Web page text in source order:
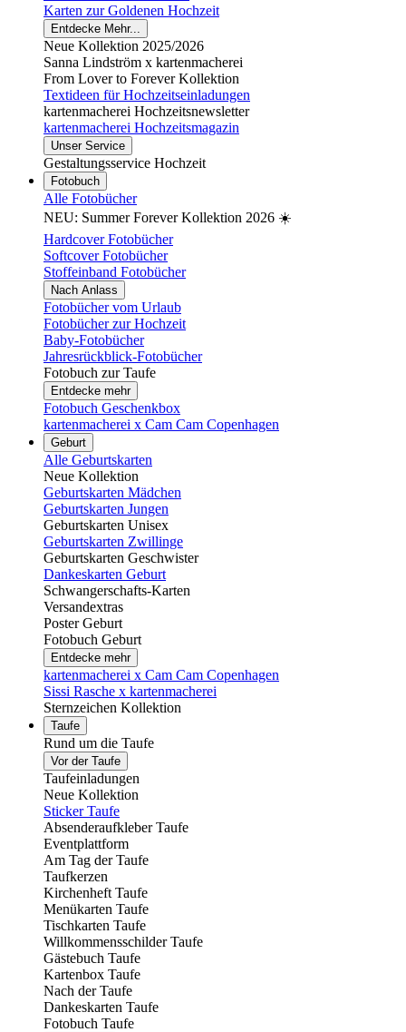
Karten zur Goldenen Hochzeit
Entdecke Mehr...
Neue Kollektion 2025/2026
Sanna Lindström x kartenmacherei
From Lover to Forever Kollektion
Textideen für Hochzeitseinladungen
kartenmacherei Hochzeitsnewsletter
kartenmacherei Hochzeitsmagazin
Unser Service
Gestaltungsservice Hochzeit
Fotobuch
Alle Fotobücher
NEU: Summer Forever Kollektion 2026 ☀️
Hardcover Fotobücher
Softcover Fotobücher
Stoffeinband Fotobücher
Nach Anlass
Fotobücher vom Urlaub
Fotobücher zur Hochzeit
Baby-Fotobücher
Jahresrückblick-Fotobücher
Fotobuch zur Taufe
Entdecke mehr
Fotobuch Geschenkbox
kartenmacherei x Cam Cam Copenhagen
Geburt
Alle Geburtskarten
Neue Kollektion
Geburtskarten Mädchen
Geburtskarten Jungen
Geburtskarten Unisex
Geburtskarten Zwillinge
Geburtskarten Geschwister
Dankeskarten Geburt
Schwangerschafts-Karten
Versandextras
Poster Geburt
Fotobuch Geburt
Entdecke mehr
kartenmacherei x Cam Cam Copenhagen
Sissi Rasche x kartenmacherei
Sternzeichen Kollektion
Taufe
Rund um die Taufe
Vor der Taufe
Taufeinladungen
Neue Kollektion
Sticker Taufe
Absenderaufkleber Taufe
Eventplattform
Am Tag der Taufe
Taufkerzen
Kirchenheft Taufe
Menükarten Taufe
Tischkarten Taufe
Willkommensschilder Taufe
Gästebuch Taufe
Kartenbox Taufe
Nach der Taufe
Dankeskarten Taufe
Fotobuch Taufe